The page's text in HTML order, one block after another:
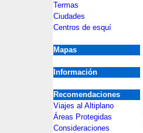
Termas
Ciudades
Centros de esquí
Mapas
Información
Recomendaciones
Viajes al Altiplano
Áreas Protegidas
Consideraciones